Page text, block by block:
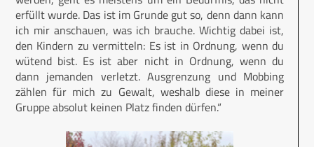
erfüllt wurde. Das ist im Grunde gut so, denn dann kann
ich mir anschauen, was ich brauche. Wichtig dabei ist,
den Kindern zu vermitteln: Es ist in Ordnung, wenn du
wütend bist. Es ist aber nicht in Ordnung, wenn du
dann jemanden verletzt. Ausgrenzung und Mobbing
zählen für mich zu Gewalt, weshalb diese in meiner
Gruppe absolut keinen Platz finden dürfen.“